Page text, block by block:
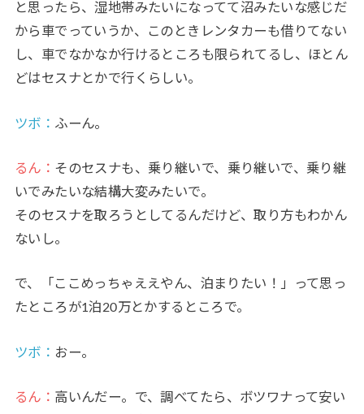
と思ったら、湿地帯みたいになってて沼みたいな感じだ
から車でっていうか、このときレンタカーも借りてない
し、車でなかなか行けるところも限られてるし、ほとん
どはセスナとかで行くらしい。
ツボ： ふーん。
るん： そのセスナも、乗り継いで、乗り継いで、乗り継
いでみたいな結構大変みたいで。
そのセスナを取ろうとしてるんだけど、取り方もわかん
ないし。
で、「ここめっちゃええやん、泊まりたい！」って思っ
たところが1泊20万とかするところで。
ツボ： おー。
るん： 高いんだー。で、調べてたら、ボツワナって安い